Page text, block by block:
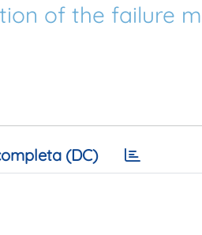
of the failure
(DC)